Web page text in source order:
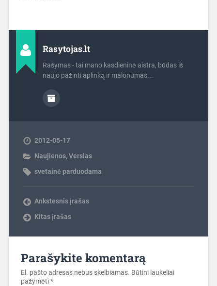
Rasytojas.lt
Rašymas - tai mano kasdieninė aistra, būdas iš
naujo pažinti aplinką ir malonumas...
2012-05-17
Naujienos,Verslas
svetainė parduodama
Ankstesnis įrašas
Kitas įrašas
Parašykite komentarą
El. pašto adresas nebus skelbiamas. Būtini laukeliai
pažymėti*